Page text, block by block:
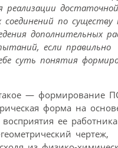
реализации
по существу
дополнительных
если правильно
суть понятия
— формирование
форма на
восприятия ее
чертеж,